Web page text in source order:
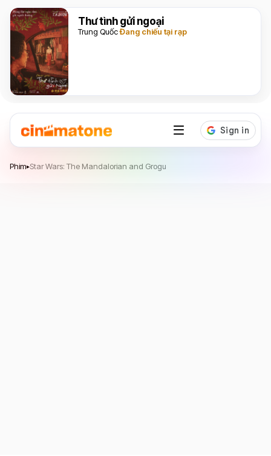
Thư tình gửi ngoại
Trung QuốcĐang chiếu tại rạp
Phim▸Star Wars: The Mandalorian and Grogu